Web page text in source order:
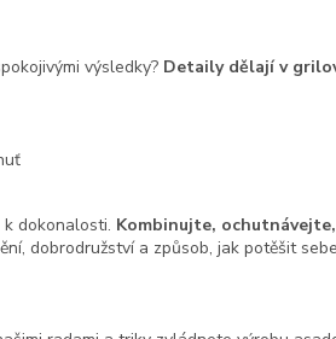
výsledky? Detaily dělají v
dokonalosti. Kombinujte, ochutnávejte,
dobrodružství a způsob, jak potěšit